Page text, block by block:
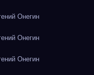
Онегин
Онегин
Онегин